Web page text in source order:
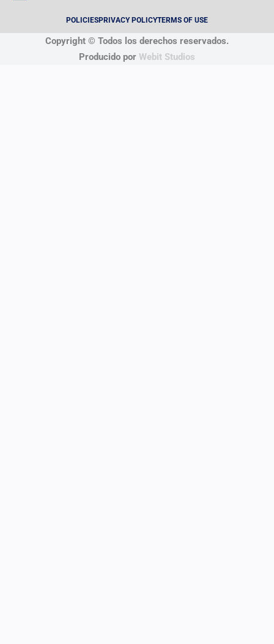
POLICIESPRIVACY POLICYTERMS OF USE
Copyright © Todos los derechos reservados.
Producido por Webit Studios